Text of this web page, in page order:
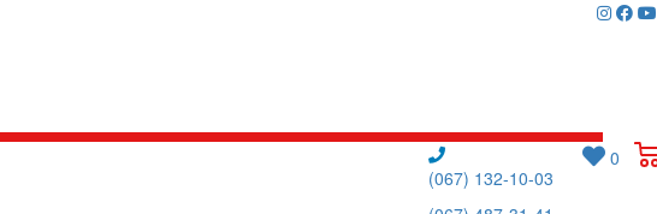
0
(067) 132-10-03